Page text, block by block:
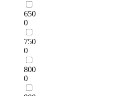
650
0
750
0
800
0